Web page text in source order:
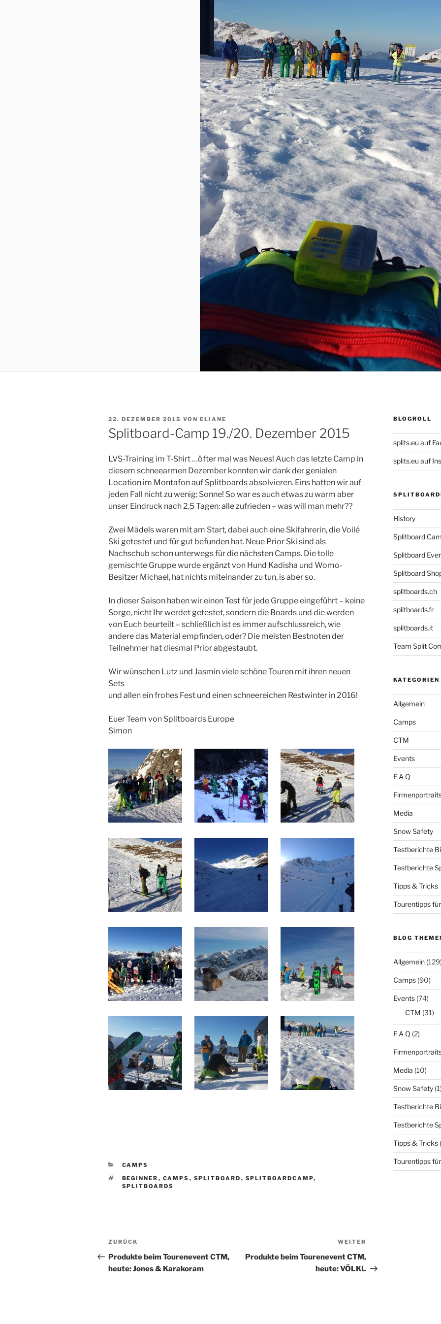
VERÖFFENTLICHT
AM
22. DEZEMBER 2015 VON ELIANE
Splitboard-Camp 19./20. Dezember 2015
LVS-Training im T-Shirt …öfter mal was Neues! Auch das letzte Camp in
diesem schneearmen Dezember konnten wir dank der genialen
Location im Montafon auf Splitboards absolvieren. Eins hatten wir auf
jeden Fall nicht zu wenig: Sonne! So war es auch etwas zu warm aber
unser Eindruck nach 2,5 Tagen: alle zufrieden – was will man mehr??
Zwei Mädels waren mit am Start, dabei auch eine Skifahrerin, die Voilé
Ski getestet und für gut befunden hat. Neue Prior Ski sind als
Nachschub schon unterwegs für die nächsten Camps. Die tolle
gemischte Gruppe wurde ergänzt von Hund Kadisha und Womo-
Besitzer Michael, hat nichts miteinander zu tun, is aber so.
In dieser Saison haben wir einen Test für jede Gruppe eingeführt – keine
Sorge, nicht Ihr werdet getestet, sondern die Boards und die werden
von Euch beurteilt – schließlich ist es immer aufschlussreich, wie
andere das Material empfinden, oder? Die meisten Bestnoten der
Teilnehmer hat diesmal Prior abgestaubt.
Wir wünschen Lutz und Jasmin viele schöne Touren mit ihren neuen
Sets
und allen ein frohes Fest und einen schneereichen Restwinter in 2016!
Euer Team von Splitboards Europe
Simon
KATEGORIEN
CAMPS
SCHLAGWÖRTER
BEGINNER , CAMPS , SPLITBOARD , SPLITBOARDCAMP,
SPLITBOARDS
Beitragsnavigation
Vorheriger
Beitrag
ZURÜCK
Produkte beim Tourenevent CTM,
heute: Jones & Karakoram
WEITER
Produkte beim Tourenevent CTM,
heute: VÖLKL
BLOGROLL
splits.eu auf
splits.eu auf
History
Splitboard
Splitboard
Splitboard
splitboards.ch
splitboards.fr
splitboards.it
Team Split
KATEGORIEN
Allgemein
Camps
CTM
Events
F A Q
Media
Snow Safety
Testberichte
Testberichte
Tipps & Tricks
Tourentipps
BLOG
Allgemein(129)
Camps(90)
Events(74)
CTM (31)
F A Q (2)
Media (10)
Snow Safety(1)
Testberichte
Testberichte
Tipps & Tricks
Tourentipps